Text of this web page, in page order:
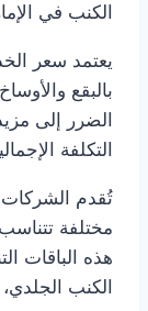
الكنب في
يعتمد سعر
بالبقع
الضرر إلى
التكلفة
تُقدم
مختلفة
هذه الباقات
الكنب